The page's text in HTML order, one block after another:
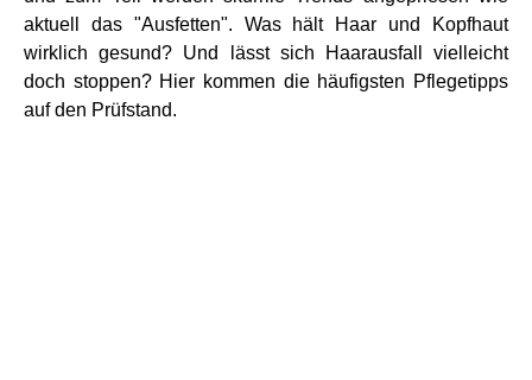
aktuell das "Ausfetten". Was hält Haar und Kopfhaut
wirklich gesund? Und lässt sich Haarausfall vielleicht
doch stoppen? Hier kommen die häufigsten Pflegetipps
auf den Prüfstand.